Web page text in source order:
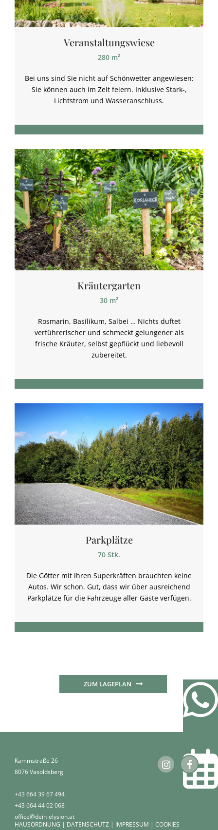
Veranstaltungswiese
280 m²
Bei uns sind Sie nicht auf Schönwetter angewiesen:
Sie können auch im Zelt feiern. Inklusive Stark-,
Lichtstrom und Wasseranschluss.
Kräutergarten
30 m²
Rosmarin, Basilikum, Salbei … Nichts duftet
verführerischer und schmeckt gelungener als
frische Kräuter, selbst gepflückt und liebevoll
zubereitet.
Parkplätze
70 Stk.
Die Götter mit ihren Superkräften brauchten keine
Autos. Wir schon. Gut, dass wir über ausreichend
Parkplätze für die Fahrzeuge aller Gäste verfügen.
ZUM LAGEPLAN
Kammstraße 26
8076 Vasoldsberg
+43 664 39 67 494
+43 664 44 02 068
office@dein-elysion.at
HAUSORDNUNG | DATENSCHUTZ | IMPRESSUM | COOKIES